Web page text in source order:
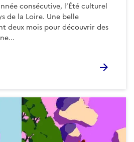
consécutive, l’Été culturel
de la Loire. Une belle
deux mois pour découvrir des